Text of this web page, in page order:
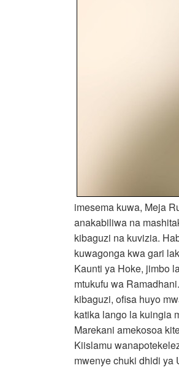
imesema kuwa, Meja
anakabiliwa na
kibaguzi na kuvizia.
kuwagonga kwa gari
Kaunti ya Hoke, jimbo
mtukufu wa
kibaguzi, ofisa huyo
katika lango la kuingia
Marekani amekosoa
Kiislamu
mwenye chuki dhidi ya